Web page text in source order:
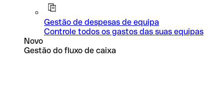
Gestão de despesas de equipa
Controle todos os gastos das suas equipas
Novo
Gestão do fluxo de caixa